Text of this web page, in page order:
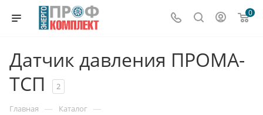
0
Датчик давления ПРОМА-
ТСП
2
Главная — Каталог —